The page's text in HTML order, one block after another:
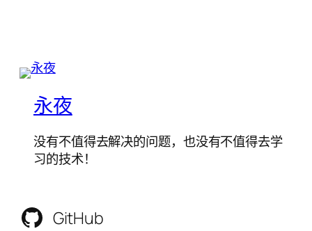
永夜
没有不值得去解决的问题，也没有不值得去学
习的技术！
GitHub